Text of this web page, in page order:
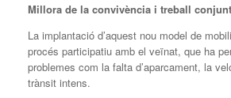
Millora de la convivència i treball
La implantació d’aquest nou model de
procés participatiu amb el veïnat, que ha
problemes com la falta d’aparcament, la
trànsit intens.